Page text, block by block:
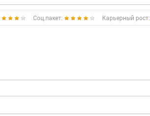
Соц.пакет: Карьерный рост: